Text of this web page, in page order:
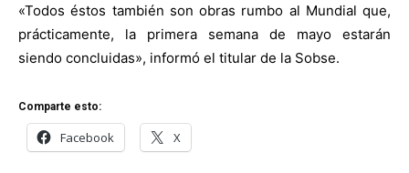
«Todos éstos también son obras rumbo al Mundial que,
prácticamente, la primera semana de mayo estarán
siendo concluidas», informó el titular de la Sobse.
Comparte esto:
Facebook X